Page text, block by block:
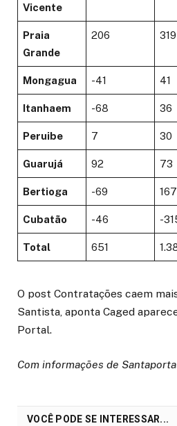
Vicente
Praia
Grande
206 319
Mongagua -41 41
Itanhaem -68 36
Peruibe 7 30
Guarujá 92 73
Bertioga -69 167
Cubatão -46 -
Total 651
O post Contratações caem
Santista, aponta Caged
Portal.
Com informações de
VOCÊ PODE SE INTERESSAR...